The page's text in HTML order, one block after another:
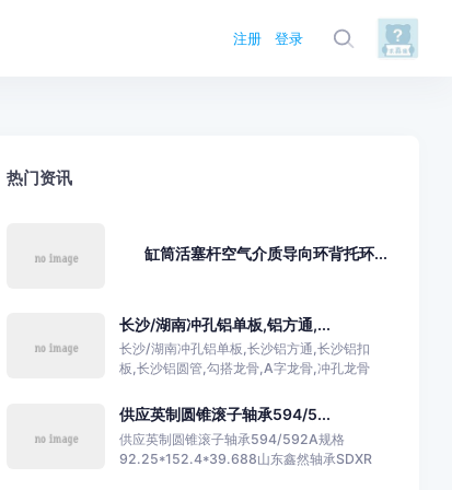
注册 登录
热门资讯
缸筒活塞杆空气介质导向环背托环...
长沙/湖南冲孔铝单板,铝方通,...
长沙/湖南冲孔铝单板,长沙铝方通,长沙铝扣
板,长沙铝圆管,勾搭龙骨,A字龙骨,冲孔龙骨
供应英制圆锥滚子轴承594/5...
供应英制圆锥滚子轴承594/592A规格
92.25*152.4*39.688山东鑫然轴承SDXR